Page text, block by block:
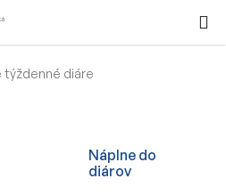
KOŠÍK
týždenné diáre
Náplne do
diárov